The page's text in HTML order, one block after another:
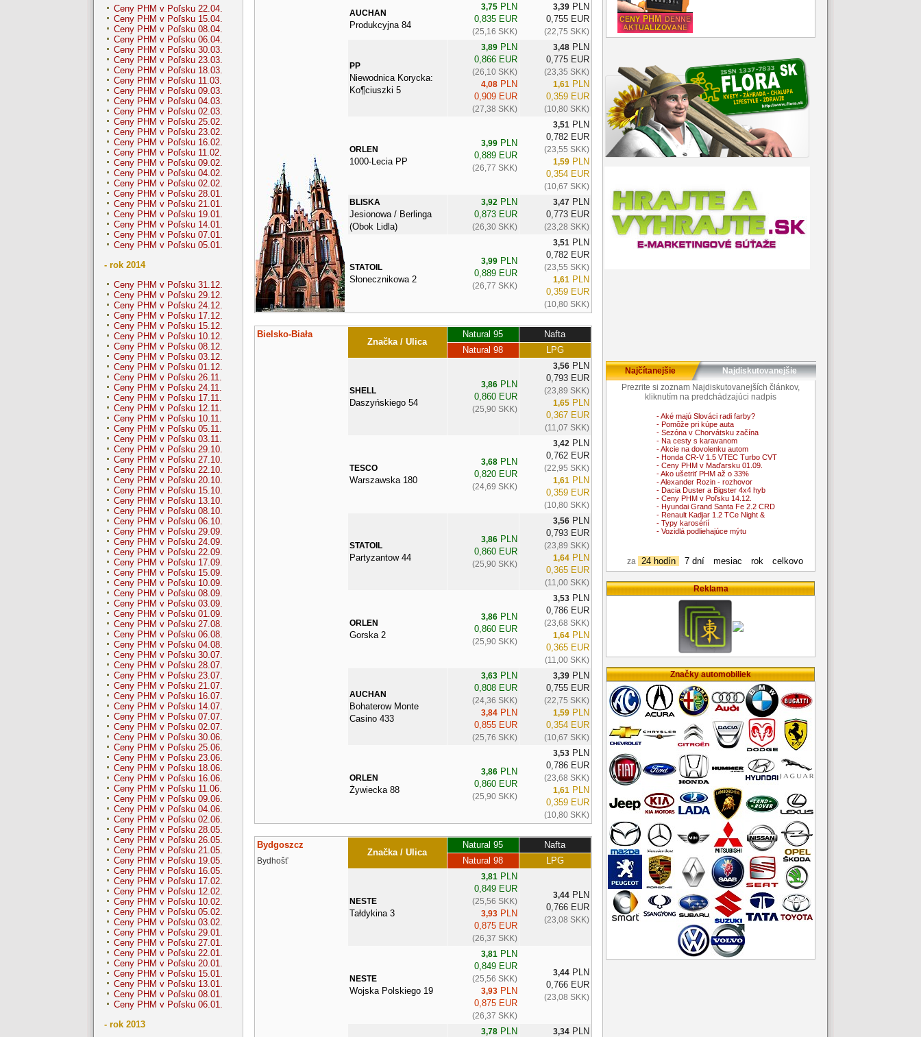
Ceny PHM v Poľsku 22.04.
Ceny PHM v Poľsku 15.04.
Ceny PHM v Poľsku 08.04.
Ceny PHM v Poľsku 06.04.
Ceny PHM v Poľsku 30.03.
Ceny PHM v Poľsku 23.03.
Ceny PHM v Poľsku 18.03.
Ceny PHM v Poľsku 11.03.
Ceny PHM v Poľsku 09.03.
Ceny PHM v Poľsku 04.03.
Ceny PHM v Poľsku 02.03.
Ceny PHM v Poľsku 25.02.
Ceny PHM v Poľsku 23.02.
Ceny PHM v Poľsku 16.02.
Ceny PHM v Poľsku 11.02.
Ceny PHM v Poľsku 09.02.
Ceny PHM v Poľsku 04.02.
Ceny PHM v Poľsku 02.02.
Ceny PHM v Poľsku 28.01.
Ceny PHM v Poľsku 21.01.
Ceny PHM v Poľsku 19.01.
Ceny PHM v Poľsku 14.01.
Ceny PHM v Poľsku 07.01.
Ceny PHM v Poľsku 05.01.
- rok 2014
Ceny PHM v Poľsku 31.12.
Ceny PHM v Poľsku 29.12.
Ceny PHM v Poľsku 24.12.
Ceny PHM v Poľsku 17.12.
Ceny PHM v Poľsku 15.12.
Ceny PHM v Poľsku 10.12.
Ceny PHM v Poľsku 08.12.
Ceny PHM v Poľsku 03.12.
Ceny PHM v Poľsku 01.12.
Ceny PHM v Poľsku 26.11.
Ceny PHM v Poľsku 24.11.
Ceny PHM v Poľsku 17.11.
Ceny PHM v Poľsku 12.11.
Ceny PHM v Poľsku 10.11.
Ceny PHM v Poľsku 05.11.
Ceny PHM v Poľsku 03.11.
Ceny PHM v Poľsku 29.10.
Ceny PHM v Poľsku 27.10.
Ceny PHM v Poľsku 22.10.
Ceny PHM v Poľsku 20.10.
Ceny PHM v Poľsku 15.10.
Ceny PHM v Poľsku 13.10.
Ceny PHM v Poľsku 08.10.
Ceny PHM v Poľsku 06.10.
Ceny PHM v Poľsku 29.09.
Ceny PHM v Poľsku 24.09.
Ceny PHM v Poľsku 22.09.
Ceny PHM v Poľsku 17.09.
Ceny PHM v Poľsku 15.09.
Ceny PHM v Poľsku 10.09.
Ceny PHM v Poľsku 08.09.
Ceny PHM v Poľsku 03.09.
Ceny PHM v Poľsku 01.09.
Ceny PHM v Poľsku 27.08.
Ceny PHM v Poľsku 06.08.
Ceny PHM v Poľsku 04.08.
Ceny PHM v Poľsku 30.07.
Ceny PHM v Poľsku 28.07.
Ceny PHM v Poľsku 23.07.
Ceny PHM v Poľsku 21.07.
Ceny PHM v Poľsku 16.07.
Ceny PHM v Poľsku 14.07.
Ceny PHM v Poľsku 07.07.
Ceny PHM v Poľsku 02.07.
Ceny PHM v Poľsku 30.06.
Ceny PHM v Poľsku 25.06.
Ceny PHM v Poľsku 23.06.
Ceny PHM v Poľsku 18.06.
Ceny PHM v Poľsku 16.06.
Ceny PHM v Poľsku 11.06.
Ceny PHM v Poľsku 09.06.
Ceny PHM v Poľsku 04.06.
Ceny PHM v Poľsku 02.06.
Ceny PHM v Poľsku 28.05.
Ceny PHM v Poľsku 26.05.
Ceny PHM v Poľsku 21.05.
Ceny PHM v Poľsku 19.05.
Ceny PHM v Poľsku 16.05.
Ceny PHM v Poľsku 17.02.
Ceny PHM v Poľsku 12.02.
Ceny PHM v Poľsku 10.02.
Ceny PHM v Poľsku 05.02.
Ceny PHM v Poľsku 03.02.
Ceny PHM v Poľsku 29.01.
Ceny PHM v Poľsku 27.01.
Ceny PHM v Poľsku 22.01.
Ceny PHM v Poľsku 20.01.
Ceny PHM v Poľsku 15.01.
Ceny PHM v Poľsku 13.01.
Ceny PHM v Poľsku 08.01.
Ceny PHM v Poľsku 06.01.
- rok 2013
AUCHAN
Produkcyjna 84
3,75PLN
0,835 EUR
(25,16 SKK)
3,39PLN
0,755 EUR
(22,75 SKK)
PP
Niewodnica Korycka:
Ko¶ciuszki 5
3,89PLN
0,866 EUR
(26,10 SKK)
4,08PLN
0,909 EUR
(27,38 SKK)
3,48PLN
0,775 EUR
(23,35 SKK)
1,61 PLN
0,359 EUR
(10,80 SKK)
ORLEN
1000-Lecia PP
3,99PLN
0,889 EUR
(26,77 SKK)
3,51 PLN
0,782 EUR
(23,55 SKK)
1,59PLN
0,354 EUR
(10,67 SKK)
BLISKA
Jesionowa / Berlinga
(Obok Lidla)
3,92 PLN
0,873 EUR
(26,30 SKK)
3,47PLN
0,773 EUR
(23,28 SKK)
STATOIL
Słonecznikowa 2
3,99PLN
0,889 EUR
(26,77 SKK)
3,51 PLN
0,782 EUR
(23,55 SKK)
1,61 PLN
0,359 EUR
(10,80 SKK)
Bielsko-Biała
Značka / Ulica
Natural 95
Nafta
Natural 98
LPG
SHELL
Daszyńskiego 54
3,86PLN
0,860 EUR
(25,90 SKK)
3,56PLN
0,793 EUR
(23,89 SKK)
1,65PLN
0,367 EUR
(11,07 SKK)
TESCO
Warszawska 180
3,68PLN
0,820 EUR
(24,69 SKK)
3,42 PLN
0,762 EUR
(22,95 SKK)
1,61 PLN
0,359 EUR
(10,80 SKK)
STATOIL
Partyzantow 44
3,86PLN
0,860 EUR
(25,90 SKK)
3,56PLN
0,793 EUR
(23,89 SKK)
1,64PLN
0,365 EUR
(11,00 SKK)
ORLEN
Gorska 2
3,86PLN
0,860 EUR
(25,90 SKK)
3,53PLN
0,786 EUR
(23,68 SKK)
1,64PLN
0,365 EUR
(11,00 SKK)
AUCHAN
Bohaterow Monte
Casino 433
3,63PLN
0,808 EUR
(24,36 SKK)
3,84PLN
0,855 EUR
(25,76 SKK)
3,39PLN
0,755 EUR
(22,75 SKK)
1,59PLN
0,354 EUR
(10,67 SKK)
ORLEN
Żywiecka 88
3,86PLN
0,860 EUR
(25,90 SKK)
3,53PLN
0,786 EUR
(23,68 SKK)
1,61 PLN
0,359 EUR
(10,80 SKK)
Bydgoszcz
Značka / Ulica
Natural 95 Nafta
Bydhošť Natural 98 LPG
NESTE
Tałdykina 3
3,81 PLN
0,849 EUR
(25,56 SKK)
3,93PLN
0,875 EUR
(26,37 SKK)
3,44PLN
0,766 EUR
(23,08 SKK)
NESTE
Wojska Polskiego 19
3,81 PLN
0,849 EUR
(25,56 SKK)
3,93PLN
0,875 EUR
(26,37 SKK)
3,44PLN
0,766 EUR
(23,08 SKK)
3,78PLN
3,34PLN
Najčítanejšie
Najdiskutovanejšie
Prezrite si zoznam Najdiskutovanejších článkov,
kliknutím na predchádzajúci nadpis
- Aké majú Slováci radi farby?
- Pomôže pri kúpe auta
- Sezóna v Chorvátsku začína
- Na cesty s karavanom
- Akcie na dovolenku autom
- Honda CR-V 1.5 VTEC Turbo CVT
- Ceny PHM v Maďarsku 01.09.
- Ako ušetriť PHM až o 33%
- Alexander Rozin - rozhovor
- Dacia Duster a Bigster 4x4 hyb
- Ceny PHM v Poľsku 14.12.
- Hyundai Grand Santa Fe 2.2 CRD
- Renault Kadjar 1.2 TCe Night &
- Typy karosérií
- Vozidlá podliehajúce mýtu
za 24 hodín 7 dní mesiac rok celkovo
Reklama
Značky automobiliek